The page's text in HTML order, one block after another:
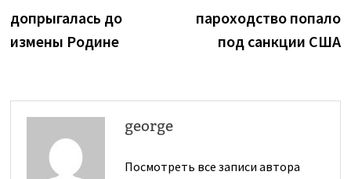
записям
допрыгалась до
измены Родине
пароходство попало
под санкции США
george
Посмотреть все записи автора